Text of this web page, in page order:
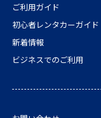
ご利用ガイド
初心者レンタカーガイド
新着情報
ビジネスでのご利用